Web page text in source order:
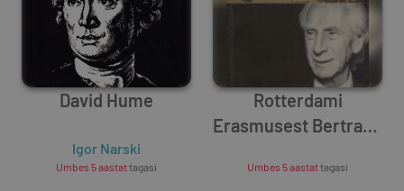
David Hume
Igor Narski
Umbes 5 aastattagasi
Rotterdami
Erasmusest Bertrand
Umbes 5 aastattagasi